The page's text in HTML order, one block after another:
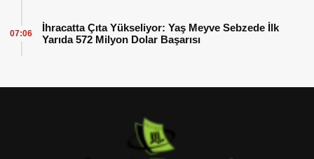
İhracatta Çıta Yükseliyor: Yaş Meyve Sebzede İlk
Yarıda 572 Milyon Dolar Başarısı
07:06